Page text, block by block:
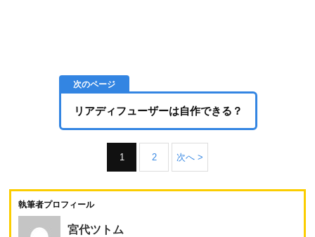
リアディフューザーは自作できる？
1 2 次へ >
執筆者プロフィール
宮代ツトム